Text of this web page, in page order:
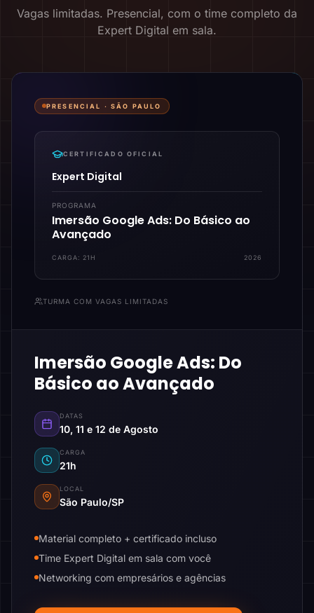
Vagas limitadas. Presencial, com o time completo da
Expert Digital em sala.
PRESENCIAL ·SÃO PAULO
CERTIFICADO OFICIAL
Expert Digital
PROGRAMA
Imersão Google Ads: Do Básico ao
Avançado
CARGA: 21H 2026
TURMA COM VAGAS LIMITADAS
Imersão Google Ads: Do
Básico ao Avançado
DATAS
10, 11 e 12 de Agosto
CARGA
21h
LOCAL
São Paulo/SP
Material completo + certificado incluso
Time Expert Digital em sala com você
Networking com empresários e agências